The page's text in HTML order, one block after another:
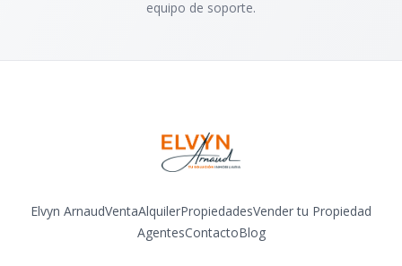
equipo de soporte.
Elvyn ArnaudVentaAlquilerPropiedadesVender tu Propiedad
AgentesContactoBlog